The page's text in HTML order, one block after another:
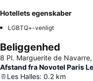
Hotellets egenskaber
LGBTQ+-venligt
Beliggenhed
8 Pl. Marguerite de
Afstand fra Novotel Paris
Les Halles: 0.2 km